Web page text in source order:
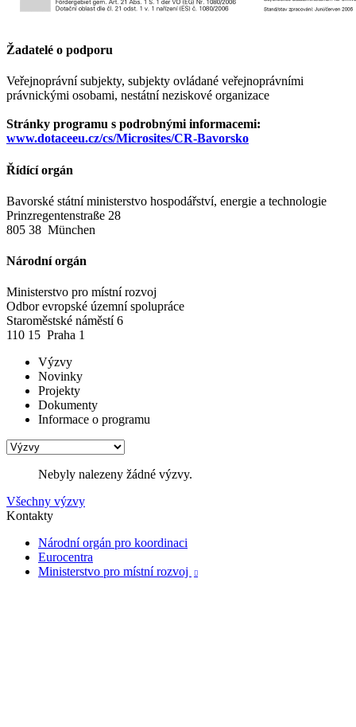
Žadatelé o podporu
Veřejnoprávní subjekty, subjekty ovládané veřejnoprávními
právnickými osobami, nestátní neziskové organizace
Stránky programu s podrobnými informacemi:
www.dotaceeu.cz/cs/Microsites/CR-Bavorsko
Řídící orgán
Bavorské státní ministerstvo hospodářství, energie a technologie
Prinzregentenstraße 28
805 38 München
Národní orgán
Ministerstvo pro místní rozvoj
Odbor evropské územní spolupráce
Staroměstské náměstí 6
110 15 Praha 1
Výzvy
Novinky
Projekty
Dokumenty
Informace o programu
Nebyly nalezeny žádné výzvy.
Všechny výzvy
Kontakty
Národní orgán pro koordinaci
Eurocentra
Ministerstvo pro místní rozvoj
